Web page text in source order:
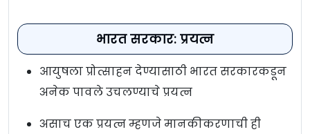
भारत सरकार: प्रयत्न
आयुषला प्रोत्साहन देण्यासाठी भारत सरकारकडून
अनेक पावले उचलण्याचे प्रयत्न
असाच एक प्रयत्न म्हणजे मानकीकरणाची ही